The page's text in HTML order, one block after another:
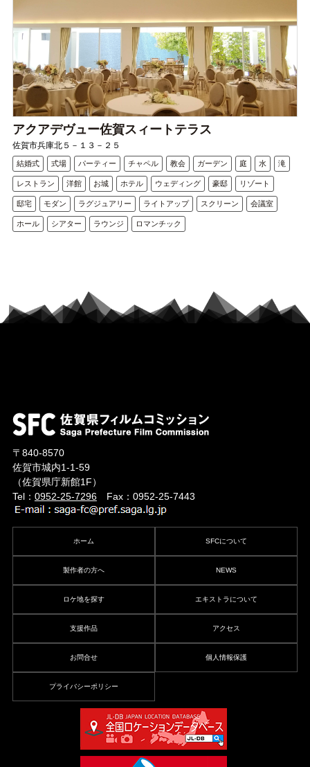
アクアデヴュー佐賀スィートテラス
佐賀市兵庫北５－１３－２５
結婚式 式場 パーティー チャペル 教会 ガーデン 庭 水 滝
レストラン 洋館 お城 ホテル ウェディング 豪邸 リゾート
邸宅 モダン ラグジュアリー ライトアップ スクリーン 会議室
ホール シアター ラウンジ ロマンチック
〒840-8570
佐賀市城内1-1-59
（佐賀県庁新館1F）
Tel： 0952-25-7296Fax：0952-25-7443
ホーム SFCについて
製作者の方へ NEWS
ロケ地を探す エキストラについて
支援作品 アクセス
お問合せ 個人情報保護
プライバシーポリシー